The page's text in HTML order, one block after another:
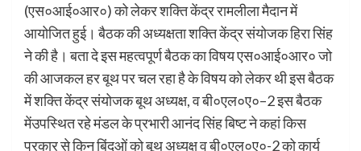
(एस०आई०आर०) को लेकर शक्ति केंद्र रामलीला मैदान में
आयोजित हुई। बैठक की अध्यक्षता शक्ति केंद्र संयोजक हिरा सिंह
ने की है। बता दे इस महत्वपूर्ण बैठक का विषय एस०आई०आर० जो
की आजकल हर बूथ पर चल रहा है के विषय को लेकर थी इस बैठक
में शक्ति केंद्र संयोजक बूथ अध्यक्ष, व बी०एल०ए०–2 इस बैठक
मेंउपस्थित रहे मंडल के प्रभारी आनंद सिंह बिष्ट ने कहां किस
प्रकार से किन बिंदुओं को बूथ अध्यक्ष व बी०एल०ए०-2 को कार्य